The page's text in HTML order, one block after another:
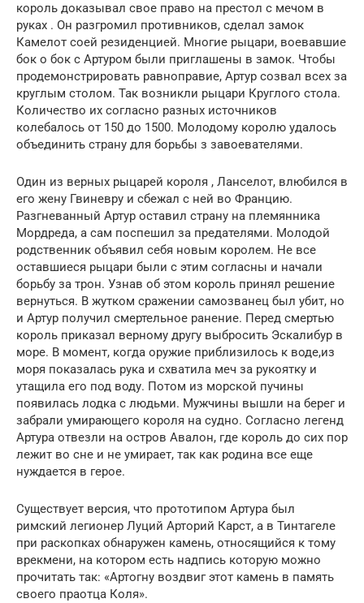
король доказывал свое право на престол с мечом в
руках . Он разгромил противников, сделал замок
Камелот соей резиденцией. Многие рыцари, воевавшие
бок о бок с Артуром были приглашены в замок. Чтобы
продемонстрировать равноправие, Артур созвал всех за
круглым столом. Так возникли рыцари Круглого стола.
Количество их согласно разных источников
колебалось от 150 до 1500. Молодому королю удалось
объединить страну для борьбы з завоевателями.
Один из верных рыцарей короля , Ланселот, влюбился в
его жену Гвиневру и сбежал с ней во Францию.
Разгневанный Артур оставил страну на племянника
Мордреда, а сам поспешил за предателями. Молодой
родственник объявил себя новым королем. Не все
оставшиеся рыцари были с этим согласны и начали
борьбу за трон. Узнав об этом король принял решение
вернуться. В жутком сражении самозванец был убит, но
и Артур получил смертельное ранение. Перед смертью
король приказал верному другу выбросить Эскалибур в
море. В момент, когда оружие приблизилось к воде,из
моря показалась рука и схватила меч за рукоятку и
утащила его под воду. Потом из морской пучины
появилась лодка с людьми. Мужчины вышли на берег и
забрали умирающего короля на судно. Согласно легенд
Артура отвезли на остров Авалон, где король до сих пор
лежит во сне и не умирает, так как родина все еще
нуждается в герое.
Существует версия, что прототипом Артура был
римский легионер Луций Арторий Карст, а в Тинтагеле
при раскопках обнаружен камень, относящийся к тому
врекмени, на котором есть надпись которую можно
прочитать так: «Артогну воздвиг этот камень в память
своего праотца Коля».